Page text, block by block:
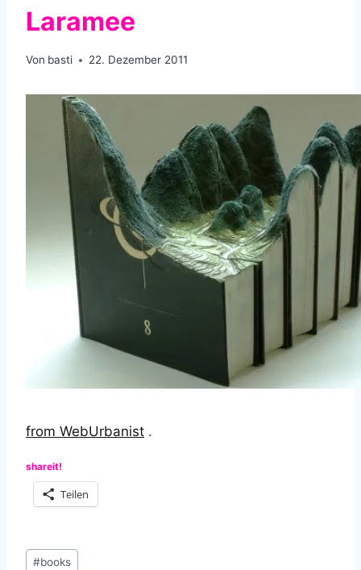
Laramee
Von basti 22. Dezember 2011
from WebUrbanist .
shareit!
Teilen
Schlagworte:
#books